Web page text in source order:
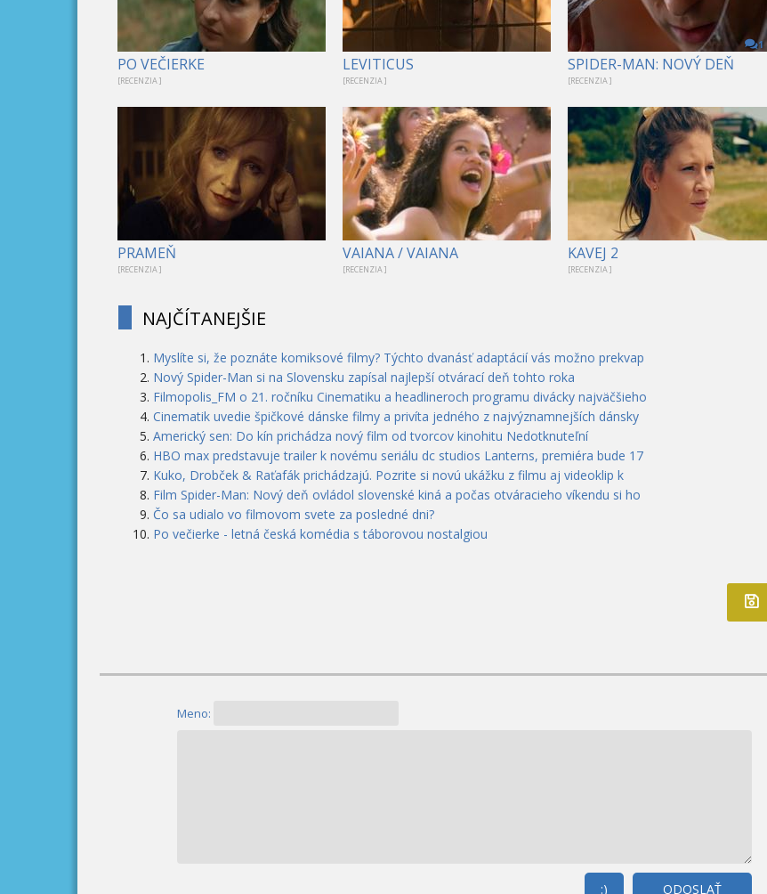
PO VEČIERKE
[RECENZIA ]
LEVITICUS
[RECENZIA ]
1
SPIDER-MAN: NOVÝ DEŇ
[RECENZIA ]
PRAMEŇ
[RECENZIA ]
VAIANA / VAIANA
[RECENZIA ]
KAVEJ 2
[RECENZIA ]
NAJČÍTANEJŠIE
Myslíte si, že poznáte komiksové filmy? Týchto dvanásť adaptácií vás možno prekvap
Nový Spider-Man si na Slovensku zapísal najlepší otvárací deň tohto roka
Filmopolis_FM o 21. ročníku Cinematiku a headlineroch programu divácky najväčšieho
Cinematik uvedie špičkové dánske filmy a privíta jedného z najvýznamnejších dánsky
Americký sen: Do kín prichádza nový film od tvorcov kinohitu Nedotknuteľní
HBO max predstavuje trailer k novému seriálu dc studios Lanterns, premiéra bude 17
Kuko, Drobček & Raťafák prichádzajú. Pozrite si novú ukážku z filmu aj videoklip k
Film Spider-Man: Nový deň ovládol slovenské kiná a počas otváracieho víkendu si ho
Čo sa udialo vo filmovom svete za posledné dni?
Po večierke - letná česká komédia s táborovou nostalgiou
Meno:
ODOSLAŤ
:)